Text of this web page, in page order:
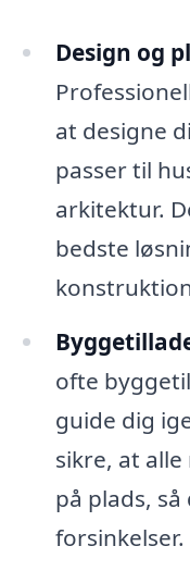
Design og
at designe
passer til
arkitektur.
bedste
ofte
guide dig
sikre, at
på plads,
forsinkelser.